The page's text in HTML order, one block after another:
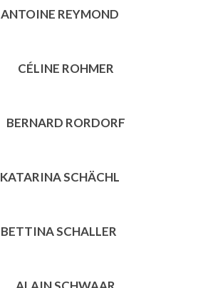
ANTOINE REYMOND
CÉLINE ROHMER
BERNARD RORDORF
KATARINA SCHÄCHL
BETTINA SCHALLER